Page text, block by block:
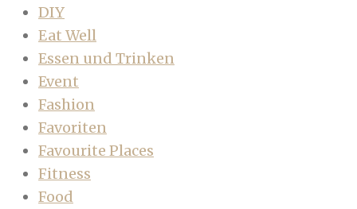
DIY
Eat Well
Essen und Trinken
Event
Fashion
Favoriten
Favourite Places
Fitness
Food